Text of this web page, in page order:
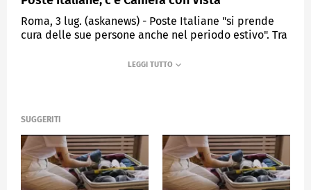
Roma, 3 lug. (askanews) - Poste Italiane "si prende
cura delle sue persone anche nel periodo estivo". Tra
Vista, l'iniziativa dedicata ai dipendenti del Gruppo
perfette per godersi il riposo. Il servizio del TG Poste.
CRONACA
SUGGERITI